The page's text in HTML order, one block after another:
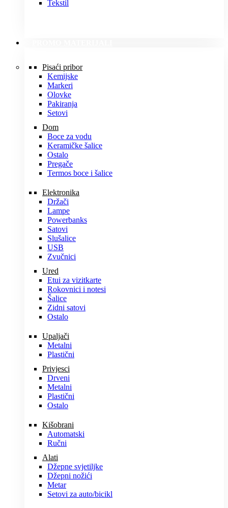
Tekstil
Pisaći pribor
Kemijske
Markeri
Olovke
Pakiranja
Setovi
Dom
Boce za vodu
Keramičke šalice
Ostalo
Pregače
Termos boce i šalice
Elektronika
Držači
Lampe
Powerbanks
Satovi
Slušalice
USB
Zvučnici
Ured
Etui za vizitkarte
Rokovnici i notesi
Šalice
Zidni satovi
Ostalo
Upaljači
Metalni
Plastični
Privjesci
Drveni
Metalni
Plastični
Ostalo
Kišobrani
Automatski
Ručni
Alati
Džepne svjetiljke
Džepni nožići
Metar
Setovi za auto/bicikl